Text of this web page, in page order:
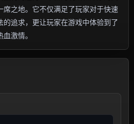
席之地。它不仅满足了玩家对于快速
的追求，更让玩家在游戏中体验到了
激情。